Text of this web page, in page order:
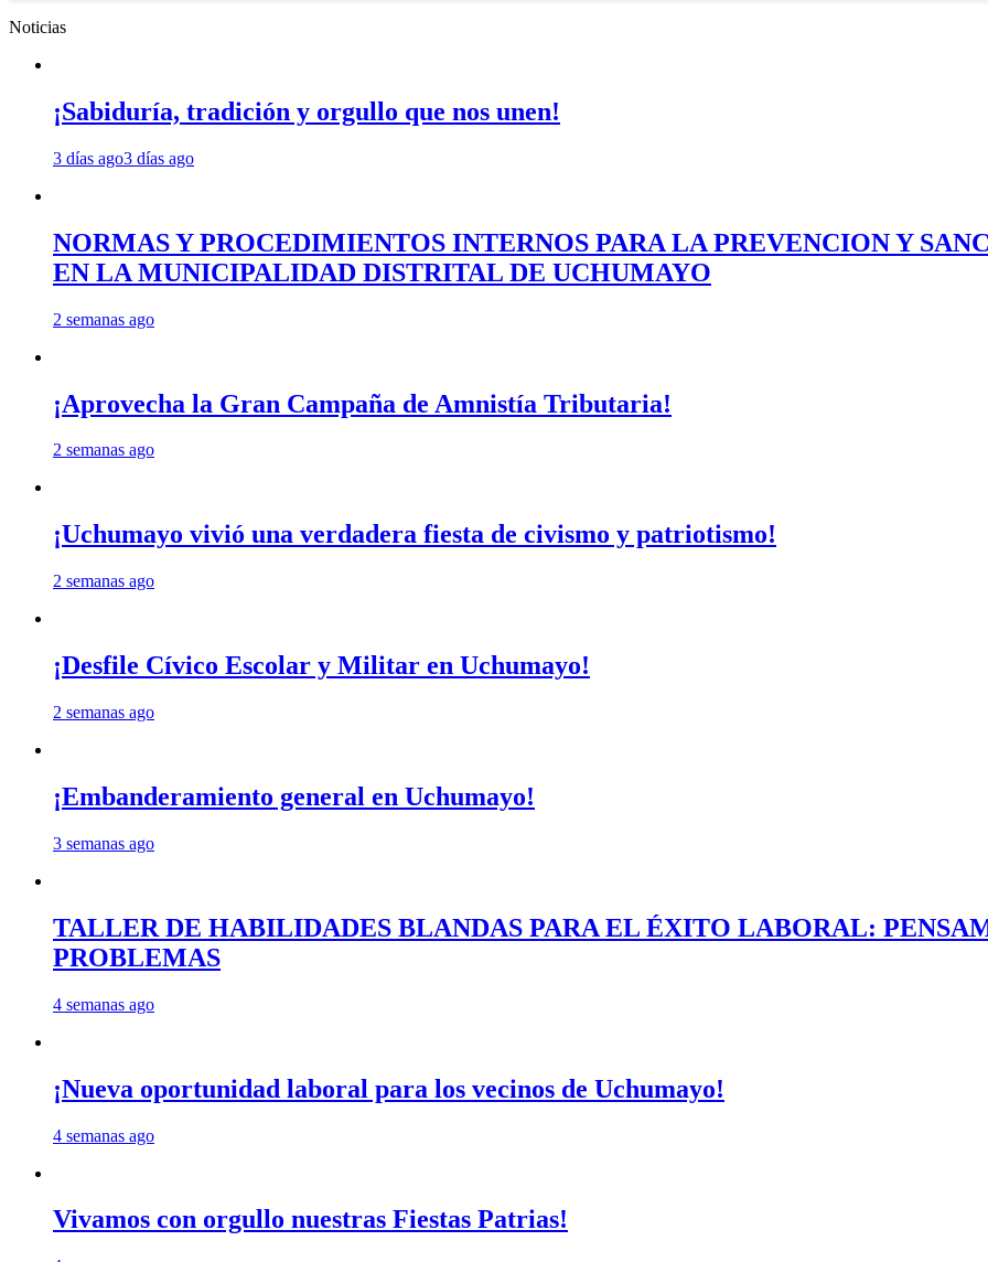
Noticias
¡Sabiduría, tradición y orgullo que nos unen!
3 días ago3 días ago
NORMAS Y PROCEDIMIENTOS INTERNOS PARA LA PREVENCION Y
EN LA MUNICIPALIDAD DISTRITAL DE UCHUMAYO
2 semanas ago
¡Aprovecha la Gran Campaña de Amnistía Tributaria!
2 semanas ago
¡Uchumayo vivió una verdadera fiesta de civismo y patriotismo!
2 semanas ago
¡Desfile Cívico Escolar y Militar en Uchumayo!
2 semanas ago
¡Embanderamiento general en Uchumayo!
3 semanas ago
TALLER DE HABILIDADES BLANDAS PARA EL ÉXITO LABORAL:
PROBLEMAS
4 semanas ago
¡Nueva oportunidad laboral para los vecinos de Uchumayo!
4 semanas ago
Vivamos con orgullo nuestras Fiestas Patrias!